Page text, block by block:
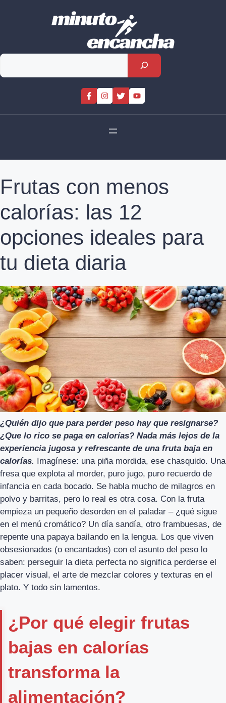
Rechercher
Frutas con menos
calorías: las 12
opciones ideales para
tu dieta diaria
¿Quién dijo que para perder peso hay que resignarse?
¿Que lo rico se paga en calorías? Nada más lejos de la
experiencia jugosa y refrescante de una fruta baja en
calorías. Imagínese: una piña mordida, ese chasquido. Una
fresa que explota al morder, puro jugo, puro recuerdo de
infancia en cada bocado. Se habla mucho de milagros en
polvo y barritas, pero lo real es otra cosa. Con la fruta
empieza un pequeño desorden en el paladar – ¿qué sigue
en el menú cromático? Un día sandía, otro frambuesas, de
repente una papaya bailando en la lengua. Los que viven
obsesionados (o encantados) con el asunto del peso lo
saben: perseguir la dieta perfecta no significa perderse el
placer visual, el arte de mezclar colores y texturas en el
plato. Y todo sin lamentos.
¿Por qué elegir frutas
bajas en calorías
transforma la
alimentación?